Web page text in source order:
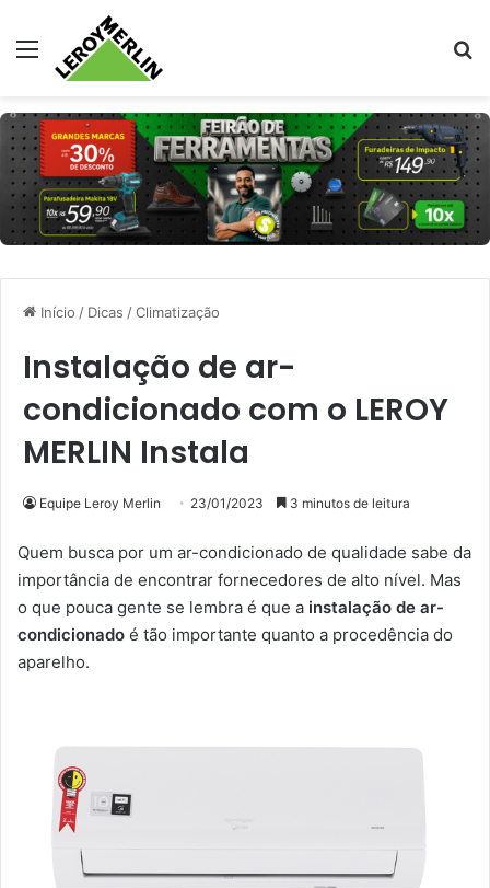
Menu
Início / Dicas /Climatização
Instalação de ar-
condicionado com o LEROY
MERLIN Instala
Equipe Leroy Merlin 23/01/2023 3 minutos de leitura
Quem busca por um ar-condicionado de qualidade sabe da
importância de encontrar fornecedores de alto nível. Mas
o que pouca gente se lembra é que a instalação de ar-
condicionado é tão importante quanto a procedência do
aparelho.